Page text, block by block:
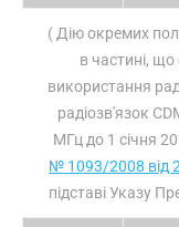
( Дію окремих
в частині,
використання
радіозв'язок
МГц до 1 січня
№ 1093/2008 від
підставі Указу